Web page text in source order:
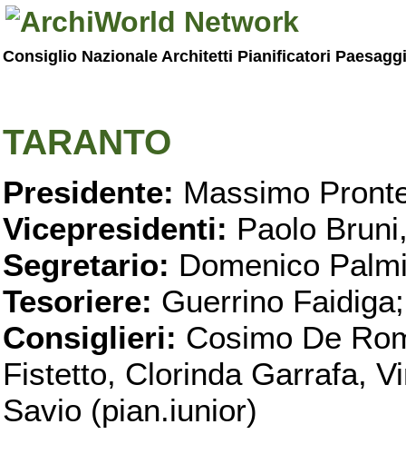
Consiglio Nazionale Architetti Pianificatori
TARANTO
Presidente: Massimo
Vicepresidenti: Paolo
Segretario: Domenico
Tesoriere: Guerrino Faidiga;
Consiglieri: Cosimo De
Fistetto, Clorinda Garrafa,
Savio (pian.iunior)